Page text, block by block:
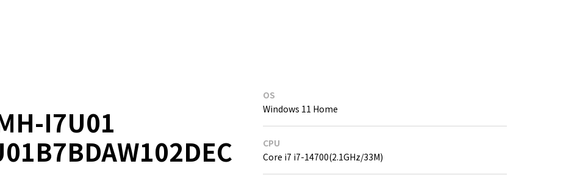
I7U01
OS
Windows 11 Home
CPU
Core i7 i7-14700(2.1GHz/33M)